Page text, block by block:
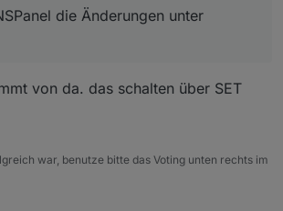
ab?
die Änderungen unter
von da. das schalten über SET
war, benutze bitte das Voting unten rechts im